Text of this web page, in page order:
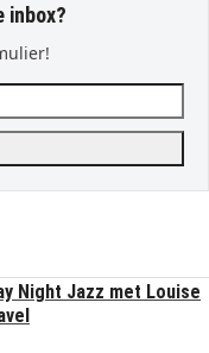
inbox?
Night Jazz met Louise